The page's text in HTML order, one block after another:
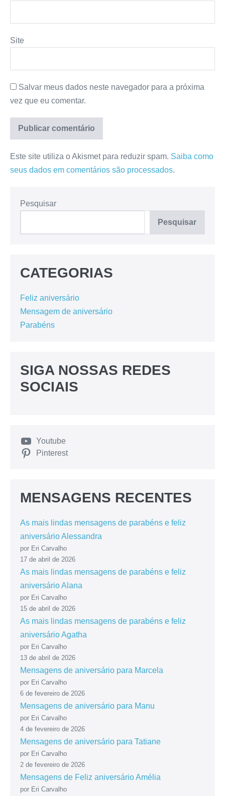
Site
Salvar meus dados neste navegador para a próxima
vez que eu comentar.
Este site utiliza o Akismet para reduzir spam. Saiba como
seus dados em comentários são processados.
Pesquisar
Pesquisar
CATEGORIAS
Feliz aniversário
Mensagem de aniversário
Parabéns
SIGA NOSSAS REDES
SOCIAIS
Youtube
Pinterest
MENSAGENS RECENTES
As mais lindas mensagens de parabéns e feliz
aniversário Alessandra
por Eri Carvalho
17 de abril de 2026
As mais lindas mensagens de parabéns e feliz
aniversário Alana
por Eri Carvalho
15 de abril de 2026
As mais lindas mensagens de parabéns e feliz
aniversário Agatha
por Eri Carvalho
13 de abril de 2026
Mensagens de aniversário para Marcela
por Eri Carvalho
6 de fevereiro de 2026
Mensagens de aniversário para Manu
por Eri Carvalho
4 de fevereiro de 2026
Mensagens de aniversário para Tatiane
por Eri Carvalho
2 de fevereiro de 2026
Mensagens de Feliz aniversário Amélia
por Eri Carvalho